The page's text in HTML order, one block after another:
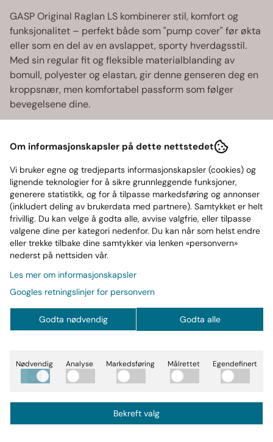
GASP Original Raglan LS kombinerer stil, komfort og
funksjonalitet – perfekt både som "pump cover" før økta
eller som en del av en avslappet, sporty hverdagsstil.
Med sin regular fit og fleksible materialblanding av
bomull, polyester og elastan, gir denne genseren deg en
kroppsnær, men komfortabel passform som følger
bevegelsene dine.
overkroppsøvelser og aktiv bruk. Det klassiske GASP-
logo-trykket på brystet har en distressed finish som gir
plagget et autentisk, kraftfullt uttrykk uten å virke
prangende.
Nøkkelfunksjoner:
Regular fit med komfortabel stretch
Raglan-ermer for bedre bevegelsesfrihet
Mykt og fleksibelt stoff for aktiv bruk
Distressed GASP-logo for et rått, klassisk preg
Perfekt som pump cover eller casual treningsstil
Passer for:
Deg som ønsker funksjonelle klær med tydelig
treningsidentitet
Om informasjonskapsler på dette nettstedet
Vi bruker egne og tredjeparts informasjonskapsler (cookies) og
lignende teknologier for å sikre grunnleggende funksjoner,
generere statistikk, og for å tilpasse markedsføring og annonser
(inkludert deling av brukerdata med partnere). Samtykket er helt
frivillig. Du kan velge å godta alle, avvise valgfrie, eller tilpasse
valgene dine per kategori nedenfor. Du kan når som helst endre
eller trekke tilbake dine samtykker via lenken «personvern»
nederst på nettsiden vår.
Les mer om informasjonskapsler
Googles retningslinjer for personvern
Godta nødvendig Godta alle
Nødvendig Analyse Markedsføring Målrettet Egendefinert
Bekreft valg